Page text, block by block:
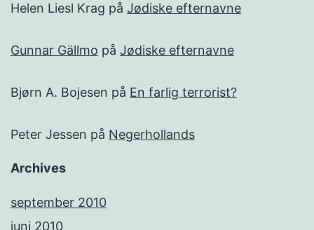
Helen Liesl Krag på Jødiske efternavne
Gunnar Gällmo på Jødiske efternavne
Bjørn A. Bojesen på En farlig terrorist?
Peter Jessen på Negerhollands
Archives
september 2010
juni 2010